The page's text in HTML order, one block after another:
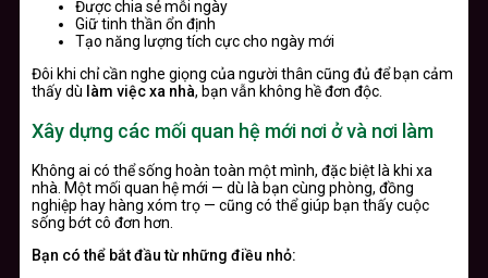
Được chia sẻ mỗi ngày
Giữ tinh thần ổn định
Tạo năng lượng tích cực cho ngày mới
Đôi khi chỉ cần nghe giọng của người thân cũng đủ để bạn cảm
thấy dù làm việc xa nhà, bạn vẫn không hề đơn độc.
Xây dựng các mối quan hệ mới nơi ở và nơi làm
Không ai có thể sống hoàn toàn một mình, đặc biệt là khi xa
nhà. Một mối quan hệ mới — dù là bạn cùng phòng, đồng
nghiệp hay hàng xóm trọ — cũng có thể giúp bạn thấy cuộc
sống bớt cô đơn hơn.
Bạn có thể bắt đầu từ những điều nhỏ: